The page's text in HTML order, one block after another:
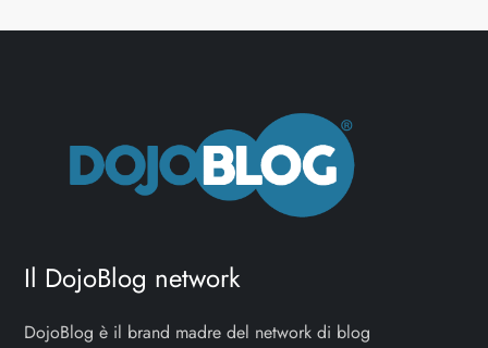
Il DojoBlog network
DojoBlog è il brand madre del network di blog